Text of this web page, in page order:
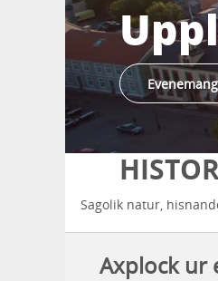
Evenemang
Sagolik natur,
Axplock ur